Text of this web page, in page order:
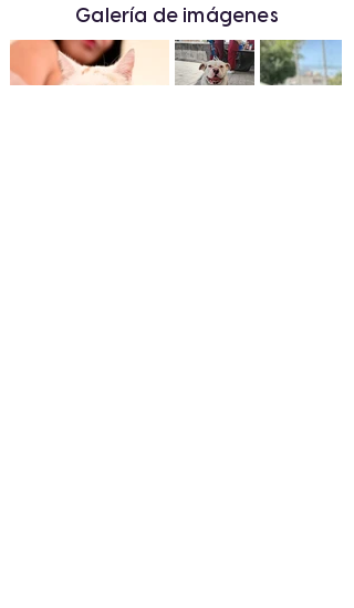
Galería de imágenes